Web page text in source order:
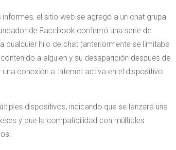
el sitio web se agregó a un chat grupal
de Facebook confirmó una serie de
cualquier hilo de chat (anteriormente se limitaba
a alguien y su desaparición después de
conexión a Internet activa en el dispositivo
dispositivos, indicando que se lanzará una
y que la compatibilidad con múltiples